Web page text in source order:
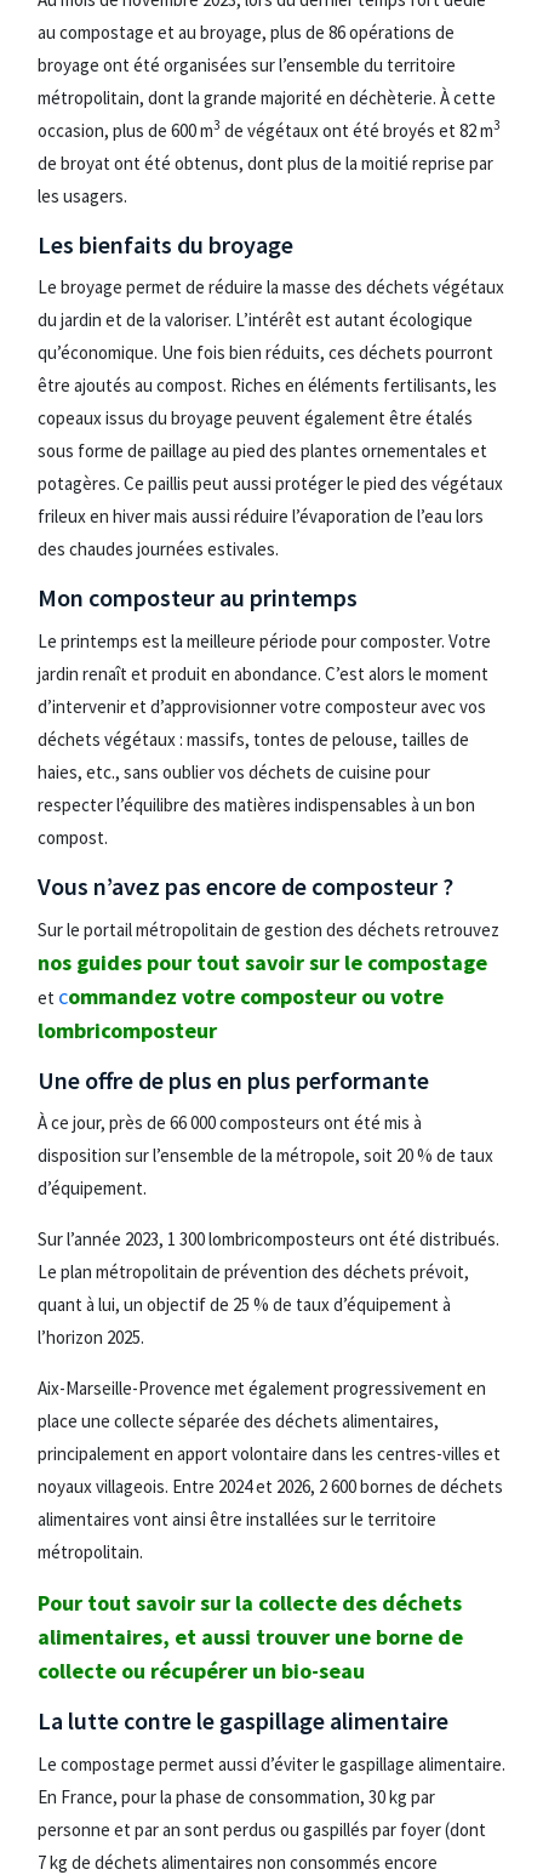
au compostage et au broyage, plus de 86 opérations de
broyage ont été organisées sur l’ensemble du territoire
métropolitain, dont la grande majorité en déchèterie. À cette
occasion, plus de 600 m3 de végétaux ont été broyés et 82 m3
de broyat ont été obtenus, dont plus de la moitié reprise par
les usagers.
Les bienfaits du broyage
Le broyage permet de réduire la masse des déchets végétaux
du jardin et de la valoriser. L’intérêt est autant écologique
qu’économique. Une fois bien réduits, ces déchets pourront
être ajoutés au compost. Riches en éléments fertilisants, les
copeaux issus du broyage peuvent également être étalés
sous forme de paillage au pied des plantes ornementales et
potagères. Ce paillis peut aussi protéger le pied des végétaux
frileux en hiver mais aussi réduire l’évaporation de l’eau lors
des chaudes journées estivales.
Mon composteur au printemps
Le printemps est la meilleure période pour composter. Votre
jardin renaît et produit en abondance. C’est alors le moment
d’intervenir et d’approvisionner votre composteur avec vos
déchets végétaux : massifs, tontes de pelouse, tailles de
haies, etc., sans oublier vos déchets de cuisine pour
respecter l’équilibre des matières indispensables à un bon
compost.
Vous n’avez pas encore de composteur ?
Sur le portail métropolitain de gestion des déchets retrouvez
nos guides pour tout savoir sur le compostage
et commandez votre composteur ou votre
lombricomposteur
Une offre de plus en plus performante
À ce jour, près de 66 000 composteurs ont été mis à
disposition sur l’ensemble de la métropole, soit 20 % de taux
d’équipement.
Sur l’année 2023, 1 300 lombricomposteurs ont été distribués.
Le plan métropolitain de prévention des déchets prévoit,
quant à lui, un objectif de 25 % de taux d’équipement à
l’horizon 2025.
Aix-Marseille-Provence met également progressivement en
place une collecte séparée des déchets alimentaires,
principalement en apport volontaire dans les centres-villes et
noyaux villageois. Entre 2024 et 2026, 2 600 bornes de déchets
alimentaires vont ainsi être installées sur le territoire
métropolitain.
Pour tout savoir sur la collecte des déchets
alimentaires, et aussi trouver une borne de
collecte ou récupérer un bio-seau
La lutte contre le gaspillage alimentaire
Le compostage permet aussi d’éviter le gaspillage alimentaire.
En France, pour la phase de consommation, 30 kg par
personne et par an sont perdus ou gaspillés par foyer (dont
7 kg de déchets alimentaires non consommés encore